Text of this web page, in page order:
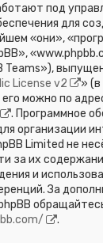
под
для
«они»,
Teams»),
License v2
»
его можно по
. Программное
организации
Limited не
за их
и
За
.